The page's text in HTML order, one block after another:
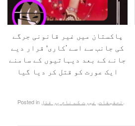
پاکستان میں غیر قانونی جرگے
کی جانب سے اسے ’کاری‘ قرار دیے
جانے کے بعد دیہاتیوں کے سامنے
ایک عورت کو قتل کر دیا گیا
Posted in تحقیقات غیرت کے نام پر قتل